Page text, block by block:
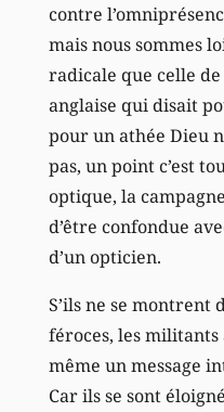
contre
mais nous sommes
radicale que celle
anglaise qui disait
pour un athée Dieu
pas, un point c’est
optique, la
d’être confondue
d’un opticien.
S’ils ne se
féroces, les
même un message
Car ils se sont